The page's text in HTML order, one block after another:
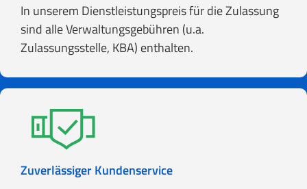
In unserem Dienstleistungspreis für die Zulassung
sind alle Verwaltungsgebühren (u.a.
Zulassungsstelle, KBA) enthalten.
Zuverlässiger Kundenservice